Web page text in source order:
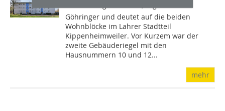
Göhringer und deutet auf die beiden
Wohnblöcke im Lahrer Stadtteil
Kippenheimweiler. Vor Kurzem war der
zweite Gebäuderiegel mit den
Hausnummern 10 und 12...
mehr